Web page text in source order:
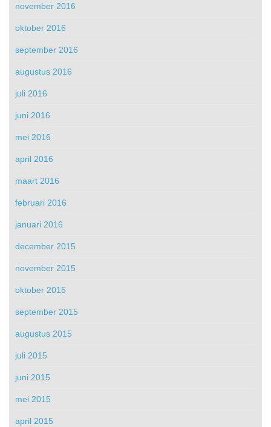
november 2016
oktober 2016
september 2016
augustus 2016
juli 2016
juni 2016
mei 2016
april 2016
maart 2016
februari 2016
januari 2016
december 2015
november 2015
oktober 2015
september 2015
augustus 2015
juli 2015
juni 2015
mei 2015
april 2015